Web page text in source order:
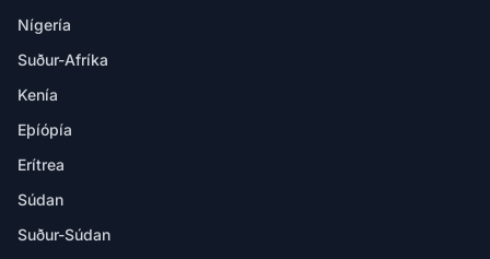
Nígería
Suður-Afríka
Kenía
Eþíópía
Erítrea
Súdan
Suður-Súdan